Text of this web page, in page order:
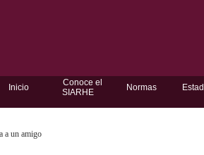
Inicio
Conoce el
SIARHE
Normas
a un amigo